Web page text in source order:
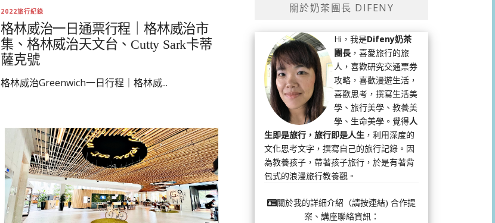
2022旅行紀錄
格林威治一日通票行程｜格林威治市
集、格林威治天文台、Cutty Sark卡蒂
薩克號
格林威治Greenwich一日行程｜格林威...
關於奶茶團長 DIFENY
Hi，我是Difeny奶茶
團長 ，喜愛旅行的旅
人，喜歡研究交通票券
攻略，喜歡漫遊生活，
喜歡思考，撰寫生活美
學、旅行美學、教養美
學、生命美學。覺得人
生即是旅行，旅行即是人生 ，利用深度的
文化思考文字，撰寫自己的旅行記錄。因
為教養孩子，帶著孩子旅行，於是有著背
包式的浪漫旅行教養觀。
關於我的詳細介紹（請按連結) 合作提
案、講座聯絡資訊：